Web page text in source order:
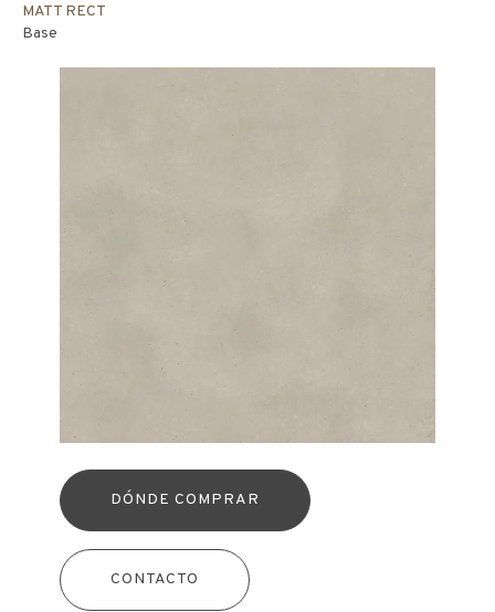
MATT RECT
Base
DÓNDE COMPRAR
CONTACTO